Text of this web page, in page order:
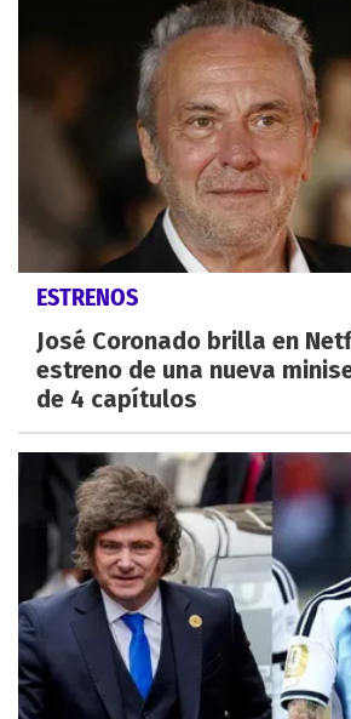
ESTRENOS
José Coronado brilla en
estreno de una nueva
de 4 capítulos